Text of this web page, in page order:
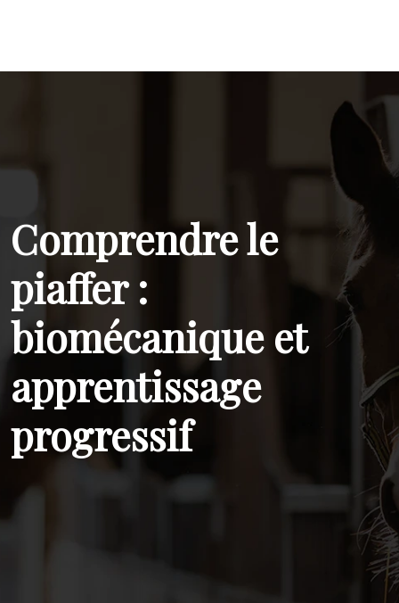
Comprendre le
piaffer :
biomécanique et
apprentissage
progressif